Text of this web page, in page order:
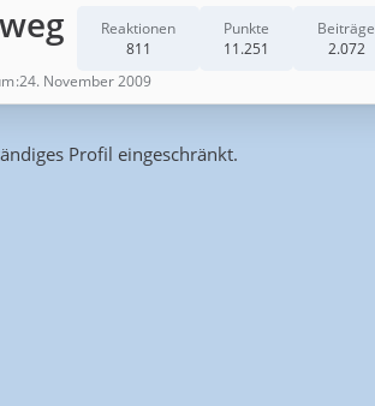
Reaktionen
811
Punkte
11.251
Beiträge
2.072
24. November 2009
Profil eingeschränkt.